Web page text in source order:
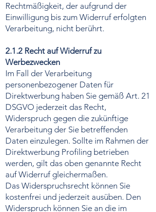
Rechtmäßigkeit, der aufgrund der
Einwilligung bis zum Widerruf erfolgten
Verarbeitung, nicht berührt.
2.1.2 Recht auf Widerruf zu
Werbezwecken
Im Fall der Verarbeitung
personenbezogener Daten für
Direktwerbung haben Sie gemäß Art. 21
DSGVO jederzeit das Recht,
Widerspruch gegen die zukünftige
Verarbeitung der Sie betreffenden
Daten einzulegen. Sollte im Rahmen der
Direktwerbung Profiling betrieben
werden, gilt das oben genannte Recht
auf Widerruf gleichermaßen.
Das Widerspruchsrecht können Sie
kostenfrei und jederzeit ausüben. Den
Widerspruch können Sie an die im